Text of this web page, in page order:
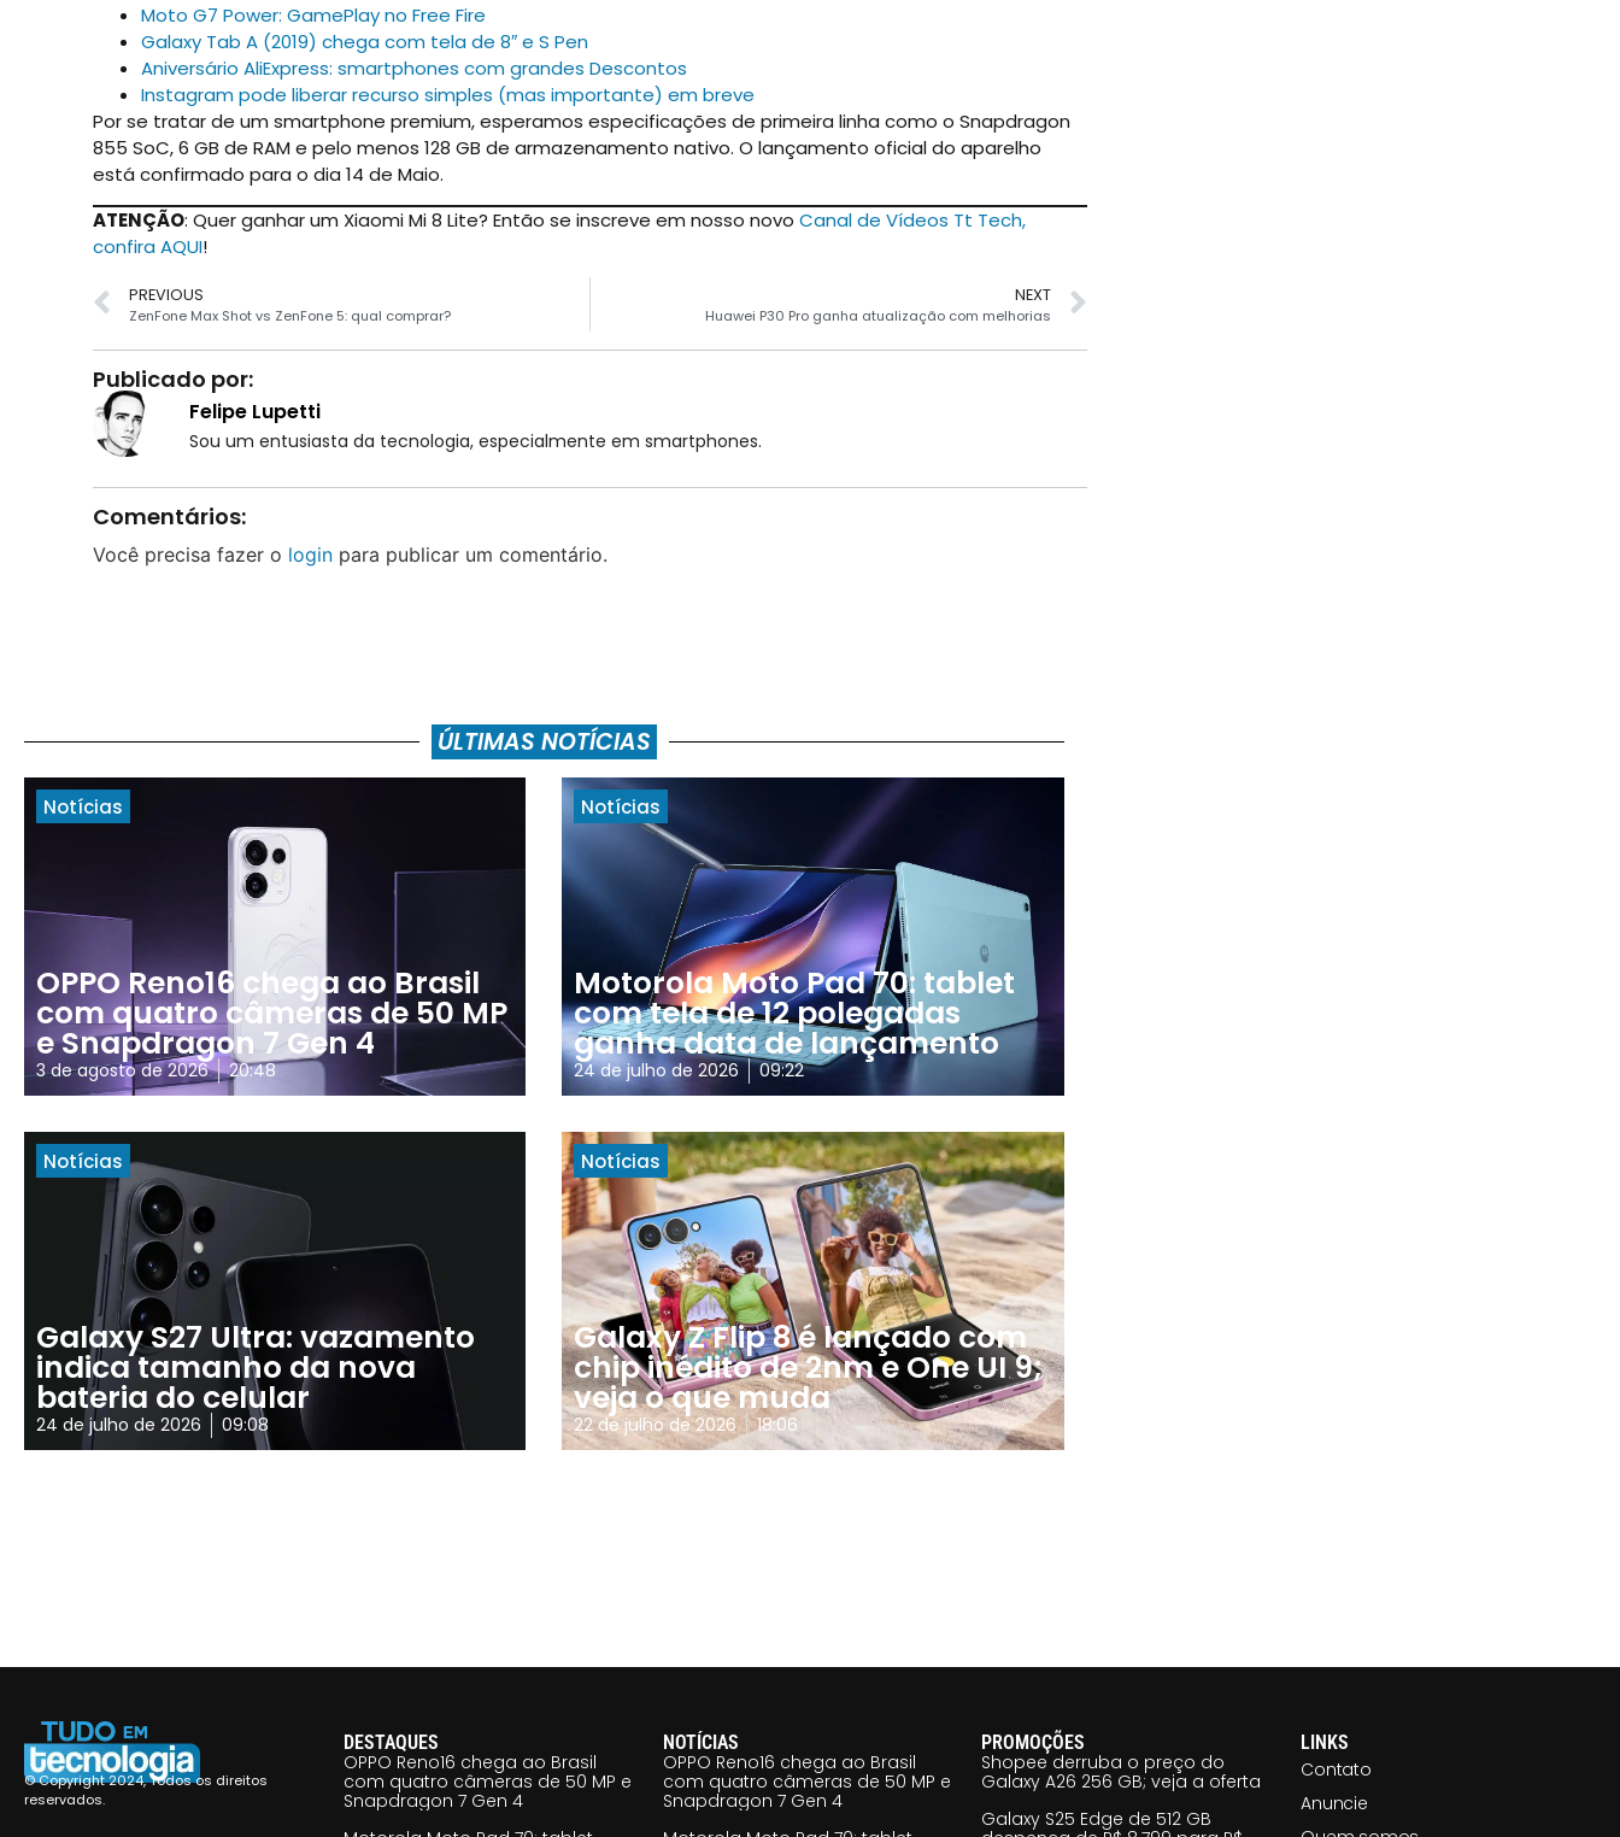
Moto G7 Power: GamePlay no Free Fire
Galaxy Tab A (2019) chega com tela de 8″ e S Pen
Aniversário AliExpress: smartphones com grandes Descontos
Instagram pode liberar recurso simples (mas importante) em breve
Por se tratar de um smartphone premium, esperamos especificações de primeira linha como o Snapdragon
855 SoC, 6 GB de RAM e pelo menos 128 GB de armazenamento nativo. O lançamento oficial do aparelho
está confirmado para o dia 14 de Maio.
ATENÇÃO: Quer ganhar um Xiaomi Mi 8 Lite? Então se inscreve em nosso novo Canal de Vídeos Tt Tech,
confira AQUI!
PREVIOUS
ZenFone Max Shot vs ZenFone 5: qual comprar?
NEXT
Huawei P30 Pro ganha atualização com melhorias
Publicado por:
Felipe Lupetti
Sou um entusiasta da tecnologia, especialmente em smartphones.
Comentários:
Você precisa fazer o loginpara publicar um comentário.
ÚLTIMAS NOTÍCIAS
Notícias
OPPO Reno16 chega ao Brasil
com quatro câmeras de 50 MP
e Snapdragon 7 Gen 4
3 de agosto de 2026 20:48
Notícias
Motorola Moto Pad 70: tablet
com tela de 12 polegadas
ganha data de lançamento
24 de julho de 2026 09:22
Notícias
Galaxy S27 Ultra: vazamento
indica tamanho da nova
bateria do celular
24 de julho de 2026 09:08
Notícias
Galaxy Z Flip 8 é lançado com
chip inédito de 2nm e One UI 9;
veja o que muda
22 de julho de 2026 18:06
© Copyright 2024, Todos os direitos
reservados.
DESTAQUES
OPPO Reno16 chega ao Brasil
com quatro câmeras de 50 MP e
Snapdragon 7 Gen 4
NOTÍCIAS
OPPO Reno16 chega ao Brasil
com quatro câmeras de 50 MP e
Snapdragon 7 Gen 4
PROMOÇÕES
Shopee derruba o preço do
Galaxy A26 256 GB; veja a oferta
Galaxy S25 Edge de 512 GB
LINKS
Contato
Anuncie